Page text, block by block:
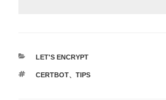
カ
ゴ
LET'S ENCRYPT
タ
CERTBOT、 TIPS